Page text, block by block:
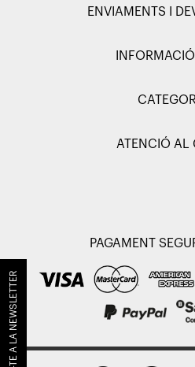
ENVIAMENTS I
ATENCIÓ AL
PAGAMENT